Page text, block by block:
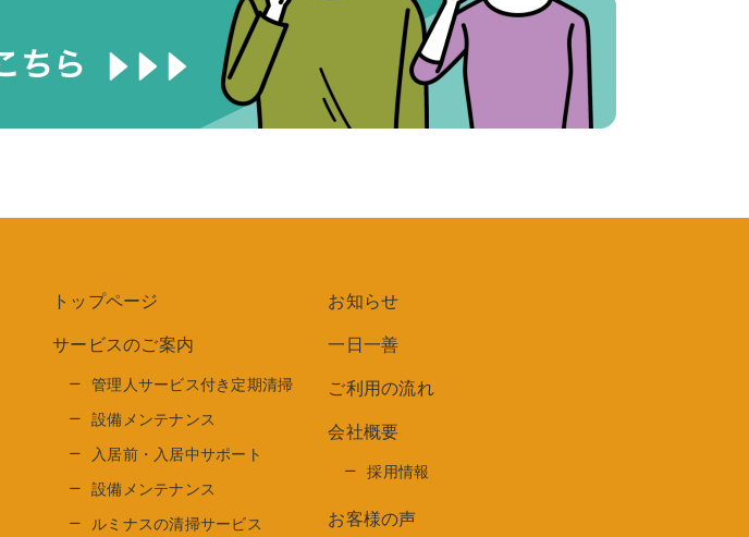
トップページ
サービスのご案内
管理人サービス付き定期清掃
設備メンテナンス
入居前・入居中サポート
設備メンテナンス
ルミナスの清掃サービス
お知らせ
一日一善
ご利用の流れ
会社概要
採用情報
お客様の声